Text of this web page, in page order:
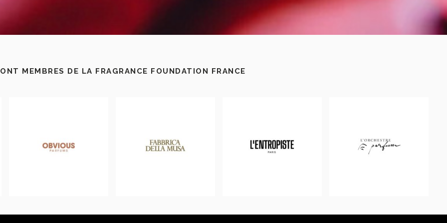
MEMBRES DE LA FRAGRANCE FOUNDATION FRANCE